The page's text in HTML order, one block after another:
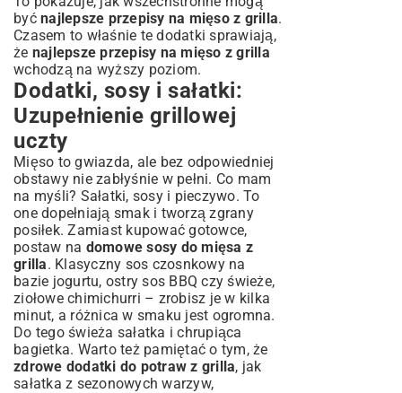
być najlepsze przepisy na mięso z grilla.
Czasem to właśnie te dodatki sprawiają,
że najlepsze przepisy na mięso z grilla
wchodzą na wyższy poziom.
Dodatki, sosy i sałatki:
Uzupełnienie grillowej
uczty
Mięso to gwiazda, ale bez odpowiedniej
obstawy nie zabłyśnie w pełni. Co mam
na myśli? Sałatki, sosy i pieczywo. To
one dopełniają smak i tworzą zgrany
posiłek. Zamiast kupować gotowce,
postaw na domowe sosy do mięsa z
grilla. Klasyczny sos czosnkowy na
bazie jogurtu, ostry sos BBQ czy świeże,
ziołowe chimichurri – zrobisz je w kilka
minut, a różnica w smaku jest ogromna.
Do tego świeża sałatka i chrupiąca
bagietka. Warto też pamiętać o tym, że
zdrowe dodatki do potraw z grilla, jak
sałatka z sezonowych warzyw,